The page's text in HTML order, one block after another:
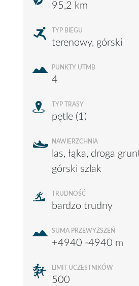
95,2 km
TYP BIEGU
terenowy, górski
PUNKTY UTMB
4
TYP TRASY
pętle (1)
NAWIERZCHNIA
las, łąka, droga
górski szlak
TRUDNOŚĆ
bardzo trudny
SUMA PRZEWYŻSZEŃ
+4940 -4940 m
LIMIT UCZESTNIKÓW
500